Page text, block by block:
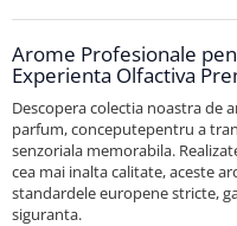
Arome Profesionale
Experienta Olfactiva
Descopera colectia noastra de
parfum, conceputepentru a
senzoriala memorabila.
cea mai inalta calitate, aceste
standardele europene stricte,
siguranta.